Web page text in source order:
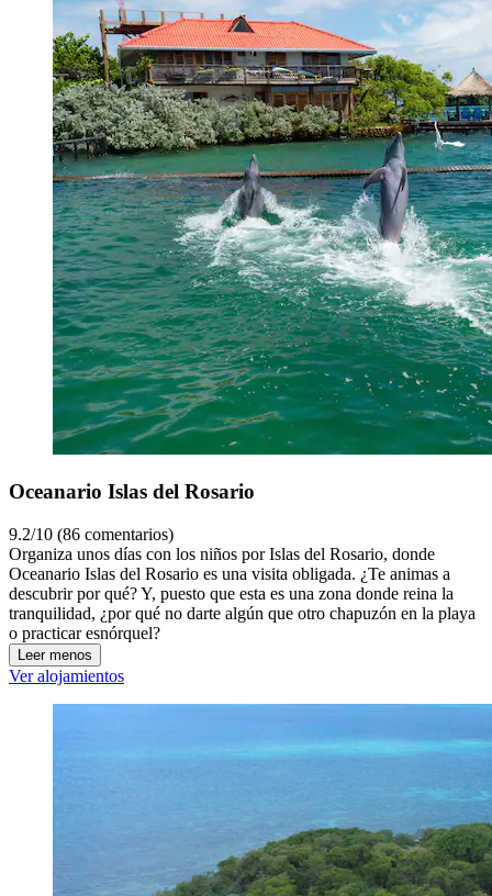
Oceanario Islas del Rosario
9.2/10 (86 comentarios)
Organiza unos días con los niños por Islas del Rosario, donde
Oceanario Islas del Rosario es una visita obligada. ¿Te animas a
descubrir por qué? Y, puesto que esta es una zona donde reina la
tranquilidad, ¿por qué no darte algún que otro chapuzón en la playa
o practicar esnórquel?
Leer menos
Ver alojamientos